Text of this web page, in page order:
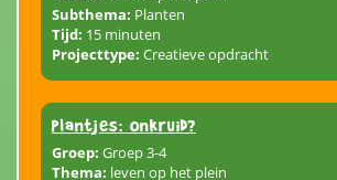
Subthema: Planten
Tijd: 15 minuten
Projecttype: Creatieve opdracht
Plantjes: onkruid?
Groep: Groep 3-4
Thema: leven op het plein